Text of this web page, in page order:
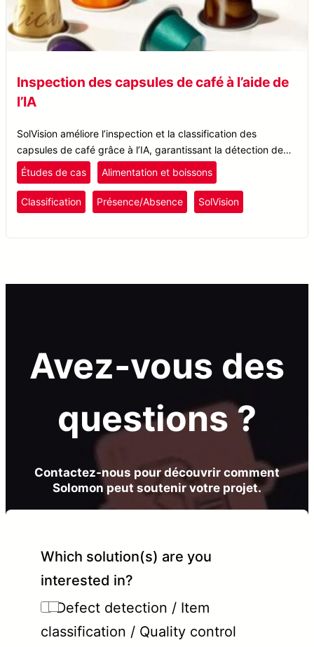
Inspection des capsules de café à l’aide de
l’IA
SolVision améliore l’inspection et la classification des
capsules de café grâce à l’IA, garantissant la détection de
présence/absence tout en surmontant les défis liés à la
couleur et à la réflexion.
Études de cas Alimentation et boissons
Classification Présence/Absence SolVision
Avez-vous des
questions ?
Contactez-nous pour découvrir comment
Solomon peut soutenir votre projet.
Which solution(s) are you
interested in?
Defect detection / Item
classification / Quality control